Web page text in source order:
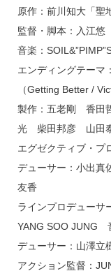
原作：前川知大「聖
監督・脚本：入江悠
音楽：
エンディングテーマ
（Getting Better /
製作：五老剛 香
光 柴田邦彦 山田
エグゼクティブ・
デューサー：小出
友香
ラインプロデューサ
YANG SOO JUNG
デューサー：山澤立
アクション監督：